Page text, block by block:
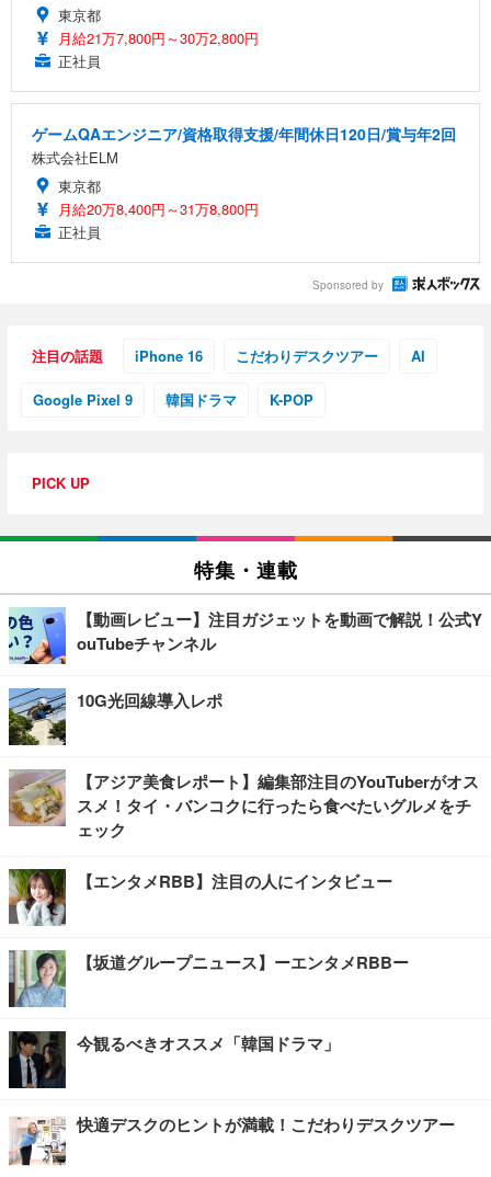
東京都
月給21万7,800円～30万2,800円
正社員
ゲームQAエンジニア/資格取得支援/年間休日120日/賞与年2回
株式会社ELM
東京都
月給20万8,400円～31万8,800円
正社員
Sponsored by
注目の話題 iPhone 16 こだわりデスクツアー AI
Google Pixel 9 韓国ドラマ K-POP
PICK UP
特集・連載
【動画レビュー】注目ガジェットを動画で解説！公式Y
ouTubeチャンネル
10G光回線導入レポ
【アジア美食レポート】編集部注目のYouTuberがオス
スメ！タイ・バンコクに行ったら食べたいグルメをチ
ェック
【エンタメRBB】注目の人にインタビュー
【坂道グループニュース】ーエンタメRBBー
今観るべきオススメ「韓国ドラマ」
快適デスクのヒントが満載！こだわりデスクツアー